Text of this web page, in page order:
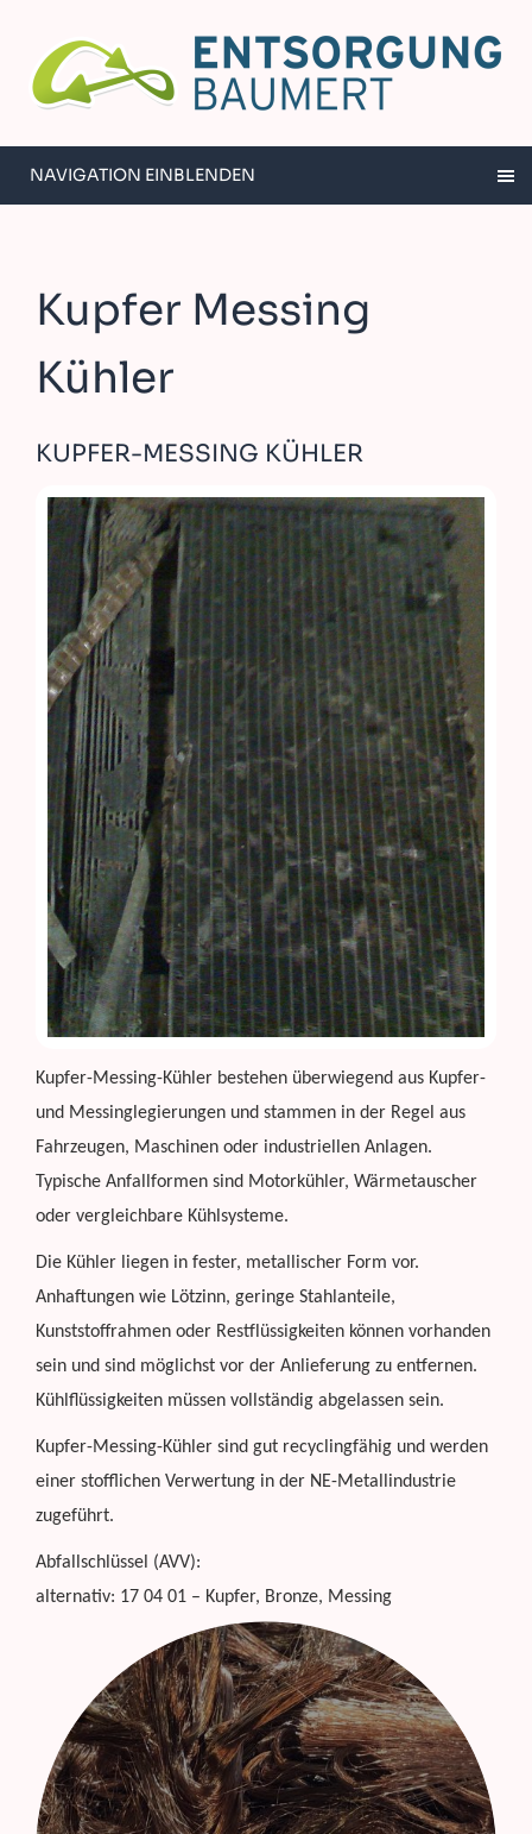
NAVIGATION EINBLENDEN
Kupfer Messing
Kühler
KUPFER-MESSING KÜHLER
Kupfer-Messing-Kühler bestehen überwiegend aus Kupfer-
und Messinglegierungen und stammen in der Regel aus
Fahrzeugen, Maschinen oder industriellen Anlagen.
Typische Anfallformen sind Motorkühler, Wärmetauscher
oder vergleichbare Kühlsysteme.
Die Kühler liegen in fester, metallischer Form vor.
Anhaftungen wie Lötzinn, geringe Stahlanteile,
Kunststoffrahmen oder Restflüssigkeiten können vorhanden
sein und sind möglichst vor der Anlieferung zu entfernen.
Kühlflüssigkeiten müssen vollständig abgelassen sein.
Kupfer-Messing-Kühler sind gut recyclingfähig und werden
einer stofflichen Verwertung in der NE-Metallindustrie
zugeführt.
Abfallschlüssel (AVV):
alternativ: 17 04 01 – Kupfer, Bronze, Messing